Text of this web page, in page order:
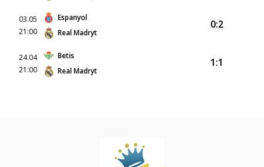
03.05
21:00
Espanyol
Real Madryt
0:2
24.04
21:00
Betis
Real Madryt
1:1